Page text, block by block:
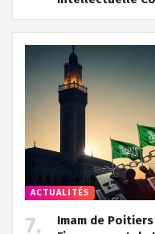
ACTUALITÉS
Imam de